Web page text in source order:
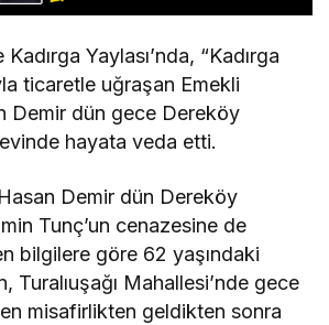
Yaylası’nda, “Kadırga
ticaretle uğraşan Emekli
Demir dün gece Dereköy
hayata veda etti.
Demir dün Dereköy
Tunç’un cenazesine de
bilgilere göre 62 yaşındaki
Turalıuşağı Mahallesi’nde gece
misafirlikten geldikten sonra